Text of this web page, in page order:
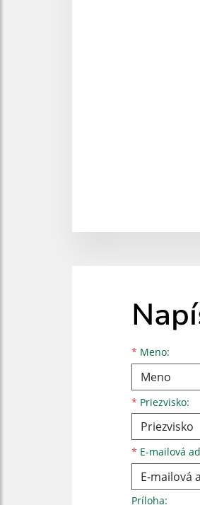
* Meno:
Meno
* Priezvisko:
Priezvisko
* E-mailová
E-mailová
Príloha: